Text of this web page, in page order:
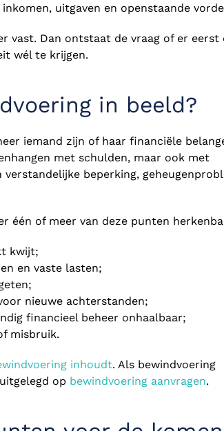
uitgaven en openstaande
Dan ontstaat de vraag of er eerst
wél te krijgen.
in beeld?
iemand zijn of haar financiële
met schulden, maar ook met
beperking,
één of meer van deze punten
kwijt;
en vaste lasten;
nieuwe achterstanden;
financieel beheer onhaalbaar;
misbruik.
inhoudt. Als bewindvoering
op bewindvoering aanvragen.